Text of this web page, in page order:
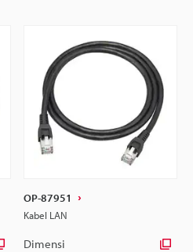
OP-87951
Kabel LAN
Dimensi